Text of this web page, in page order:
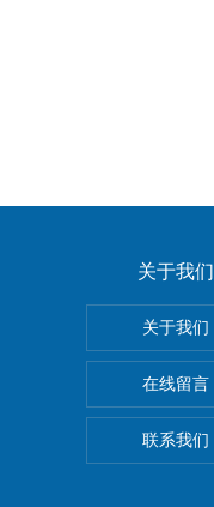
关于我们
关于我们
在线留言
联系我们